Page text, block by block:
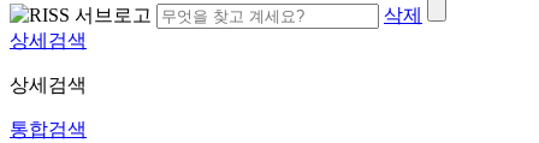
삭제
상세검색
상세검색
통합검색